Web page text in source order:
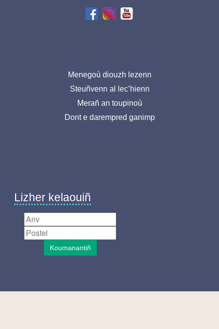
Menegoù diouzh lezenn
Steuñvenn al lec’hienn
Merañ an toupinoù
Dont e darempred ganimp
Lizher kelaouiñ
Koumanantiñ